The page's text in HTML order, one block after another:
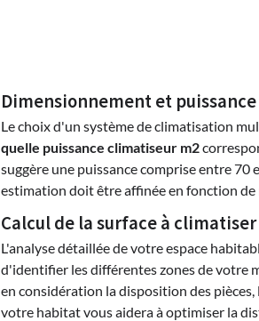
Dimensionnement et
Le choix d'un système de climatisation
quelle puissance climatiseur m2
suggère une puissance comprise entre
estimation doit être affinée en fonction
Calcul de la surface à
L'analyse détaillée de votre espace
d'identifier les différentes zones de votre
en considération la disposition des
votre habitat vous aidera à optimiser la